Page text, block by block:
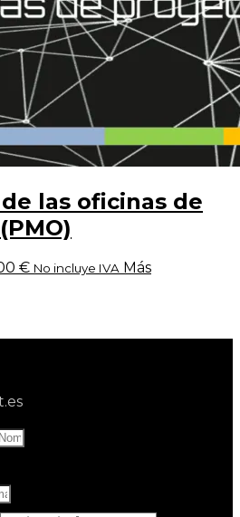
las oficinas de
€ No incluye IVA Más